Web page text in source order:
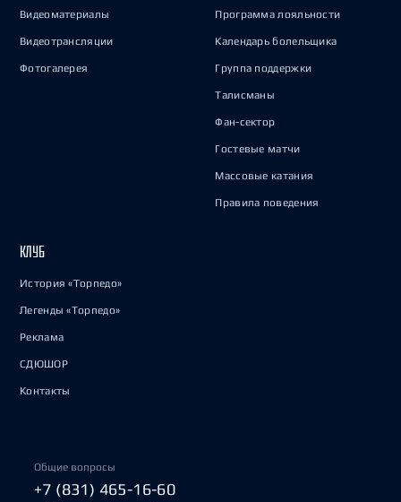
Видеоматериалы
Видеотрансляции
Фотогалерея
Программа лояльности
Календарь болельщика
Группа поддержки
Талисманы
Фан-сектор
Гостевые матчи
Массовые катания
Правила поведения
КЛУБ
История «Торпедо»
Легенды «Торпедо»
Реклама
СДЮШОР
Контакты
Общие вопросы
+7 (831) 465-16-60